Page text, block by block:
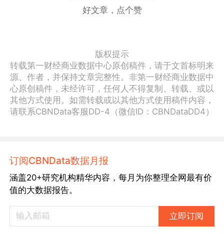
好文章，点个赞
版权提示
转载第一财经商业数据中心原创稿件，请于文首标明来
源、作者，并保持文章完整性。非第一财经商业数据中
心原创稿件，未经许可，任何人不得复制、转载、或以
其他方式使用。如需转载或以其他方式使用稿件内容，
请联系CBNData客服DD-4（微信ID：CBNDataDD4）
订阅CBNData数据月报
涵盖20+研究机构精华内容，每月为你整理全网最有价
值的大数据报告。
立即订阅